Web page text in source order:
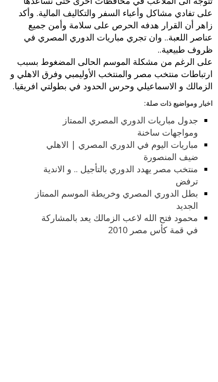
على تفادي مشاكل وأعباء السفر والتكاليف المالية. وأكد
زاهر أن القرار هدفه الحرص على سلامة وأمن جميع
عناصر اللعبة.. وان تجري مباريات الدوري المصري في
ظروف طبيعية..
على الرغم من مشكلة الموسم الحالى المضغوط بسبب
ارتباطات منتخب مصر والمنتخب الأوليمبي وفرق الاهلي و
الزمالك و الاسماعيلي وحرس الحدود في بطولتي افريقيا.
اخبار ومواضيع ذات صلة:
جدول مباريات الدوري المصري الممتاز
ومواجهات ساخنة
مباريات اليوم في الدوري المصري | الاهلي
ضيف المنصورة
منتخب مصر يهدد الدوري بالتأجيل .. و الاندية
ترفض
بطل الدوري المصري وخريطة الموسم الممتاز
الجديد
محمود فتح الله لاعب الزمالك يعد بالمشاركة
في قمة كأس مصر 2010